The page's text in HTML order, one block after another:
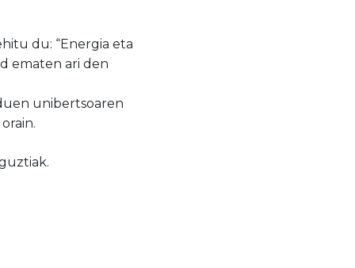
du: “Energia eta
ematen ari den
unibertsoaren
orain.